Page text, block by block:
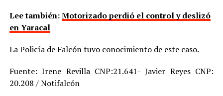
Lee también:Motorizado perdió el control y deslizó
en Yaracal
La Policía de Falcón tuvo conocimiento de este caso.
Fuente: Irene Revilla CNP:21.641- Javier Reyes CNP:
20.208 / Notifalcón